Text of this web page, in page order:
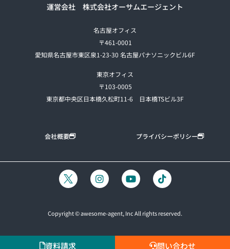
運営会社 株式会社オーサムエージェント
名古屋オフィス
〒461-0001
愛知県名古屋市東区泉1-23-30 名古屋パナソニックビル6F
東京オフィス
〒103-0005
東京都中央区日本橋久松町11-6 日本橋TSビル3F
会社概要 プライバシーポリシー
Copyright © awesome-agent, Inc All rights reserved.
資料請求 問い合わせ